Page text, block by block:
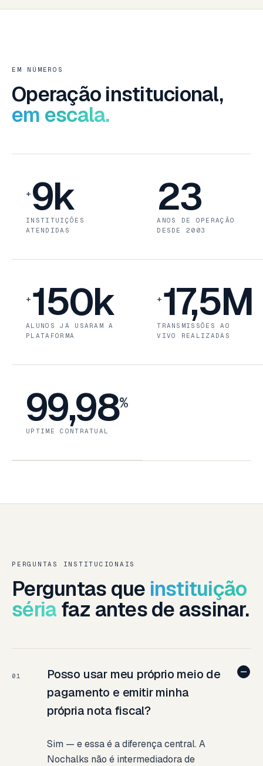
EM NÚMEROS
Operação institucional,
em escala.
+ 9k
INSTITUIÇÕES
ATENDIDAS
23
ANOS DE OPERAÇÃO
DESDE 2003
+ 150k
ALUNOS JÁ USARAM A
PLATAFORMA
+ 17,5M
TRANSMISSÕES AO
VIVO REALIZADAS
99,98%
UPTIME CONTRATUAL
PERGUNTAS INSTITUCIONAIS
Perguntas que instituição
séria faz antes de assinar.
01
Posso usar meu próprio meio de
pagamento e emitir minha
própria nota fiscal?
Sim — e essa é a diferença central. A
Nochalks não é intermediadora de